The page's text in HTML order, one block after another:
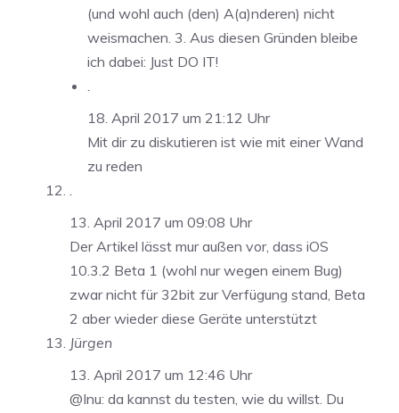
(und wohl auch (den) A(a)nderen) nicht
weismachen. 3. Aus diesen Gründen bleibe
ich dabei: Just DO IT!
.
18. April 2017 um 21:12 Uhr
Mit dir zu diskutieren ist wie mit einer Wand
zu reden
.
13. April 2017 um 09:08 Uhr
Der Artikel lässt mur außen vor, dass iOS
10.3.2 Beta 1 (wohl nur wegen einem Bug)
zwar nicht für 32bit zur Verfügung stand, Beta
2 aber wieder diese Geräte unterstützt
Jürgen
13. April 2017 um 12:46 Uhr
@Inu: da kannst du testen, wie du willst. Du